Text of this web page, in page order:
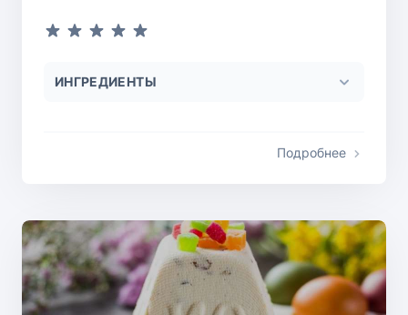
ИНГРЕДИЕНТЫ
Подробнее